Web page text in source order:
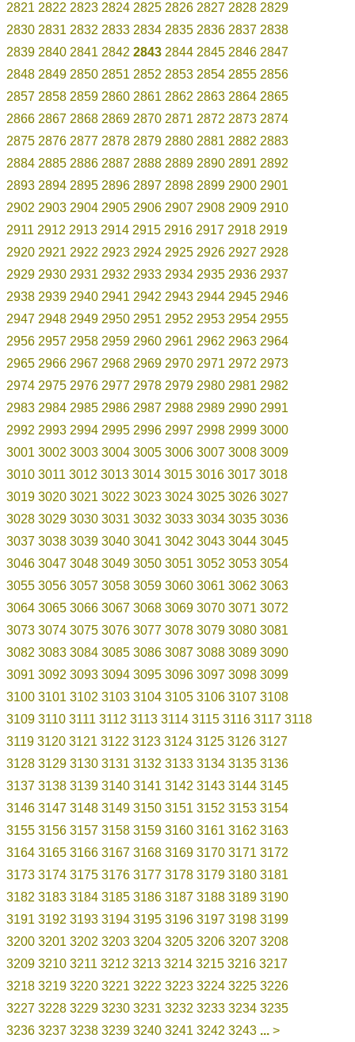
2821 2822 2823 2824 2825 2826 2827 2828 2829
2830 2831 2832 2833 2834 2835 2836 2837 2838
2839 2840 2841 2842 2843 2844 2845 2846 2847
2848 2849 2850 2851 2852 2853 2854 2855 2856
2857 2858 2859 2860 2861 2862 2863 2864 2865
2866 2867 2868 2869 2870 2871 2872 2873 2874
2875 2876 2877 2878 2879 2880 2881 2882 2883
2884 2885 2886 2887 2888 2889 2890 2891 2892
2893 2894 2895 2896 2897 2898 2899 2900 2901
2902 2903 2904 2905 2906 2907 2908 2909 2910
2911 2912 2913 2914 2915 2916 2917 2918 2919
2920 2921 2922 2923 2924 2925 2926 2927 2928
2929 2930 2931 2932 2933 2934 2935 2936 2937
2938 2939 2940 2941 2942 2943 2944 2945 2946
2947 2948 2949 2950 2951 2952 2953 2954 2955
2956 2957 2958 2959 2960 2961 2962 2963 2964
2965 2966 2967 2968 2969 2970 2971 2972 2973
2974 2975 2976 2977 2978 2979 2980 2981 2982
2983 2984 2985 2986 2987 2988 2989 2990 2991
2992 2993 2994 2995 2996 2997 2998 2999 3000
3001 3002 3003 3004 3005 3006 3007 3008 3009
3010 3011 3012 3013 3014 3015 3016 3017 3018
3019 3020 3021 3022 3023 3024 3025 3026 3027
3028 3029 3030 3031 3032 3033 3034 3035 3036
3037 3038 3039 3040 3041 3042 3043 3044 3045
3046 3047 3048 3049 3050 3051 3052 3053 3054
3055 3056 3057 3058 3059 3060 3061 3062 3063
3064 3065 3066 3067 3068 3069 3070 3071 3072
3073 3074 3075 3076 3077 3078 3079 3080 3081
3082 3083 3084 3085 3086 3087 3088 3089 3090
3091 3092 3093 3094 3095 3096 3097 3098 3099
3100 3101 3102 3103 3104 3105 3106 3107 3108
3109 3110 3111 3112 3113 3114 3115 3116 3117 3118
3119 3120 3121 3122 3123 3124 3125 3126 3127
3128 3129 3130 3131 3132 3133 3134 3135 3136
3137 3138 3139 3140 3141 3142 3143 3144 3145
3146 3147 3148 3149 3150 3151 3152 3153 3154
3155 3156 3157 3158 3159 3160 3161 3162 3163
3164 3165 3166 3167 3168 3169 3170 3171 3172
3173 3174 3175 3176 3177 3178 3179 3180 3181
3182 3183 3184 3185 3186 3187 3188 3189 3190
3191 3192 3193 3194 3195 3196 3197 3198 3199
3200 3201 3202 3203 3204 3205 3206 3207 3208
3209 3210 3211 3212 3213 3214 3215 3216 3217
3218 3219 3220 3221 3222 3223 3224 3225 3226
3227 3228 3229 3230 3231 3232 3233 3234 3235
3236 3237 3238 3239 3240 3241 3242 3243 ... >